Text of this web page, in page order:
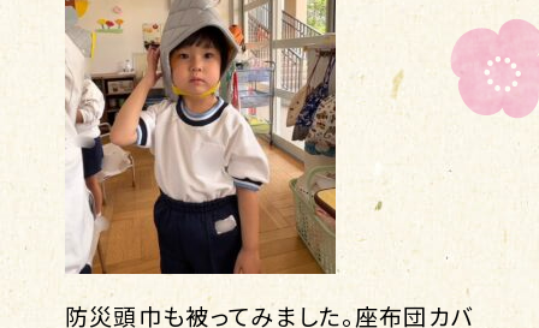
防災頭巾も被ってみました。座布団カバ